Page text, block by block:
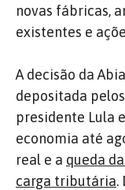
novas fábricas,
existentes e
A decisão da
depositada
presidente Lula
economia até
real e a queda
carga tributária.